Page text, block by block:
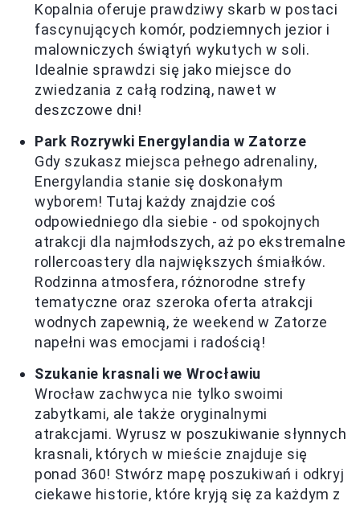
Kopalnia oferuje prawdziwy skarb w postaci
fascynujących komór, podziemnych jezior i
malowniczych świątyń wykutych w soli.
Idealnie sprawdzi się jako miejsce do
zwiedzania z całą rodziną, nawet w
deszczowe dni!
Park Rozrywki Energylandia w Zatorze
Gdy szukasz miejsca pełnego adrenaliny,
Energylandia stanie się doskonałym
wyborem! Tutaj każdy znajdzie coś
odpowiedniego dla siebie - od spokojnych
atrakcji dla najmłodszych, aż po ekstremalne
rollercoastery dla największych śmiałków.
Rodzinna atmosfera, różnorodne strefy
tematyczne oraz szeroka oferta atrakcji
wodnych zapewnią, że weekend w Zatorze
napełni was emocjami i radością!
Szukanie krasnali we Wrocławiu
Wrocław zachwyca nie tylko swoimi
zabytkami, ale także oryginalnymi
atrakcjami. Wyrusz w poszukiwanie słynnych
krasnali, których w mieście znajduje się
ponad 360! Stwórz mapę poszukiwań i odkryj
ciekawe historie, które kryją się za każdym z